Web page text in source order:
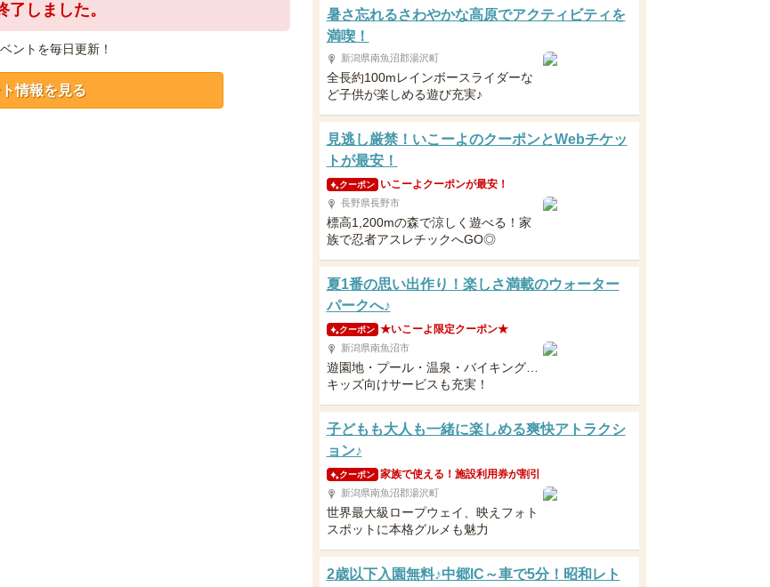
了しました。
ントを毎日更新！
情報を見る
暑さ忘れるさわやかな高原でアクティビティを
満喫！
新潟県南魚沼郡湯沢町
全長約100mレインボースライダーな
ど子供が楽しめる遊び充実♪
見逃し厳禁！いこーよのクーポンとWebチケッ
トが最安！
クーポン いこーよクーポンが最安！
長野県長野市
標高1,200mの森で涼しく遊べる！家
族で忍者アスレチックへGO◎
夏1番の思い出作り！楽しさ満載のウォーター
パークへ♪
クーポン ★いこーよ限定クーポン★
新潟県南魚沼市
遊園地・プール・温泉・バイキング…
キッズ向けサービスも充実！
子どもも大人も一緒に楽しめる爽快アトラクシ
ョン♪
クーポン 家族で使える！施設利用券が割引
新潟県南魚沼郡湯沢町
世界最大級ロープウェイ、映えフォト
スポットに本格グルメも魅力
2歳以下入園無料♪中郷IC～車で5分！昭和レト